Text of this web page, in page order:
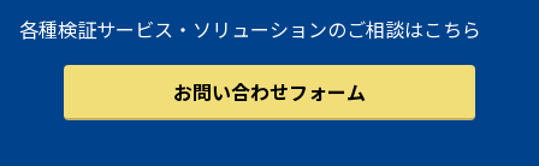
各種検証サービス・ソリューションのご相談はこちら
お問い合わせフォーム